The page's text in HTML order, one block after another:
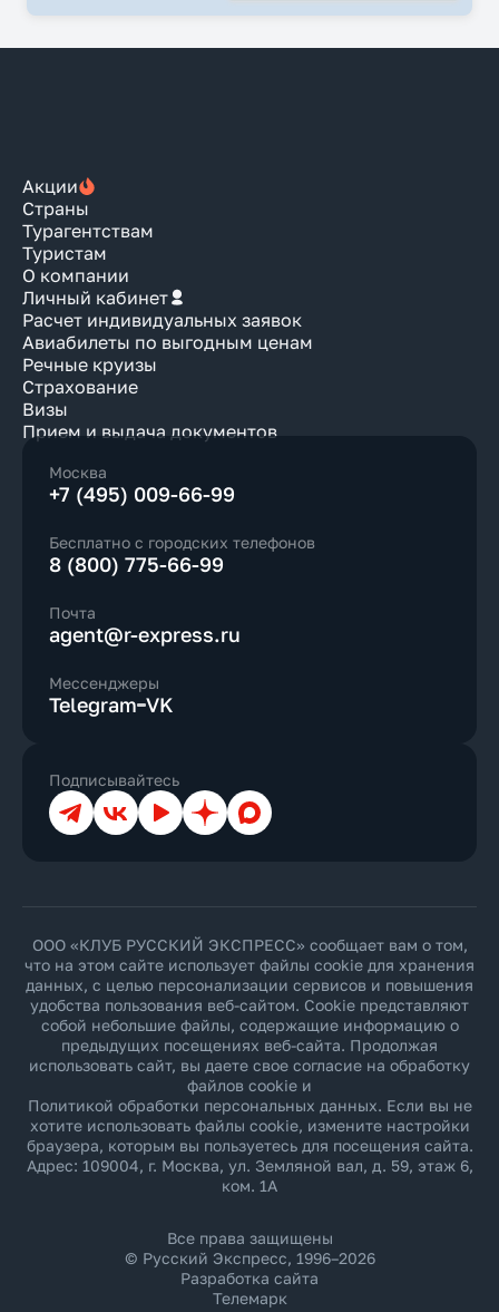
Акции
Страны
Турагентствам
Туристам
О компании
Личный кабинет
Расчет индивидуальных заявок
Авиабилеты по выгодным ценам
Речные круизы
Страхование
Визы
Прием и выдача документов
Москва
+7 (495) 009-66-99
Бесплатно с городских телефонов
8 (800) 775-66-99
Почта
agent@r-express.ru
Мессенджеры
Telegram VK
Подписывайтесь
ТелеграмВКонтакте
YouTubeДзен Max
ООО «КЛУБ РУССКИЙ ЭКСПРЕСС» сообщает вам о том,
что на этом сайте использует файлы cookie для хранения
данных, с целью персонализации сервисов и повышения
удобства пользования веб-сайтом. Cookie представляют
собой небольшие файлы, содержащие информацию о
предыдущих посещениях веб-сайта. Продолжая
использовать сайт, вы даете свое согласие на обработку
файлов cookie и
Политикой обработки персональных данных. Если вы не
хотите использовать файлы cookie, измените настройки
браузера, которым вы пользуетесь для посещения сайта.
Адрес: 109004, г. Москва, ул. Земляной вал, д. 59, этаж 6,
ком. 1А
Все права защищены
© Русский Экспресс, 1996–2026
Разработка сайта
Телемарк